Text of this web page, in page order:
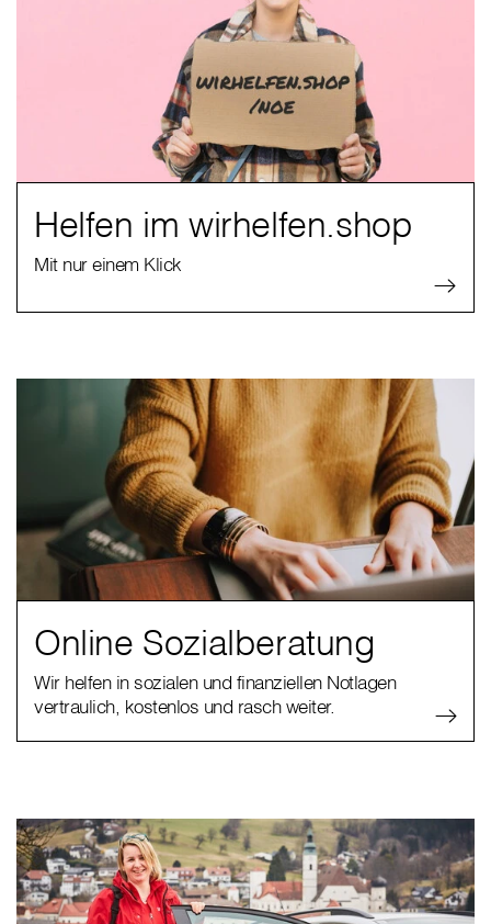
Helfen im wirhelfen.shop
Mit nur einem Klick
Online Sozialberatung
Wir helfen in sozialen und finanziellen Notlagen
vertraulich, kostenlos und rasch weiter.